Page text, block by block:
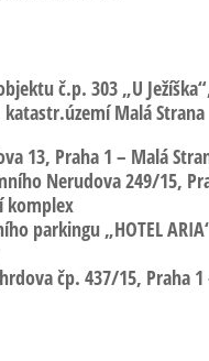
č.p. 303 „U
Malá Strana
13, Praha 1 – Malá
Nerudova249/15,
komplex
parkingu „HOTEL
čp. 437/15, Praha 1